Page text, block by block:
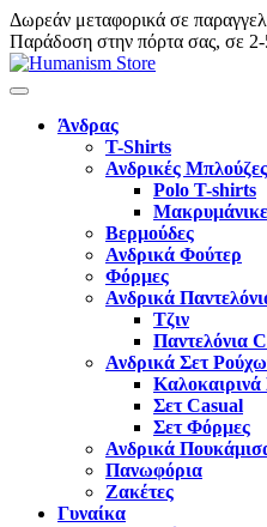
Δωρεάν μεταφορικά σε
Παράδοση στην πόρτα σας, σε 2-
Άνδρας
T-Shirts
Ανδρικές Μπλούζες
Polo T-shirts
Βερμούδες
Ανδρικά Φούτερ
Φόρμες
Ανδρικά
Τζιν
Παντελόνια
Ανδρικά Σετ
Καλοκαιρινά
Σετ Casual
Σετ Φόρμες
Ανδρικά
Πανωφόρια
Ζακέτες
Γυναίκα